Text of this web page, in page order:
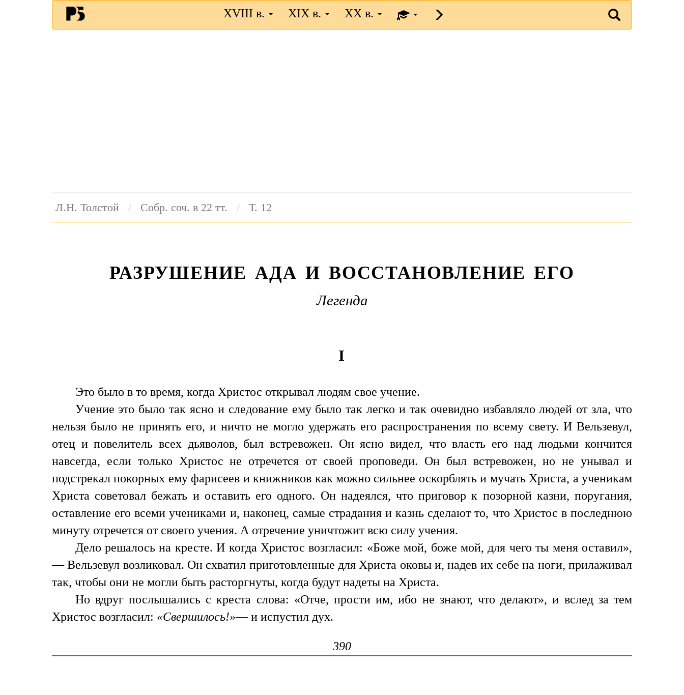
XVIII в. XIX в. XX в.
Л.Н. Толстой Собр. соч. в 22 тт. Т. 12
РАЗРУШЕНИЕ АДА И ВОССТАНОВЛЕНИЕ ЕГО
Легенда
I
Это было в то время, когда Христос открывал людям свое учение.
Учение это было так ясно и следование ему было так легко и так очевидно избавляло людей от зла, что
нельзя было не принять его, и ничто не могло удержать его распространения по всему свету. И Вельзевул,
отец и повелитель всех дьяволов, был встревожен. Он ясно видел, что власть его над людьми кончится
навсегда, если только Христос не отречется от своей проповеди. Он был встревожен, но не унывал и
подстрекал покорных ему фарисеев и книжников как можно сильнее оскорблять и мучать Христа, а ученикам
Христа советовал бежать и оставить его одного. Он надеялся, что приговор к позорной казни, поругания,
оставление его всеми учениками и, наконец, самые страдания и казнь сделают то, что Христос в последнюю
минуту отречется от своего учения. А отречение уничтожит всю силу учения.
Дело решалось на кресте. И когда Христос возгласил: «Боже мой, боже мой, для чего ты меня оставил»,
— Вельзевул возликовал. Он схватил приготовленные для Христа оковы и, надев их себе на ноги, прилаживал
так, чтобы они не могли быть расторгнуты, когда будут надеты на Христа.
Но вдруг послышались с креста слова: «Отче, прости им, ибо не знают, что делают», и вслед за тем
Христос возгласил: «Свершилось!»— и испустил дух.
390